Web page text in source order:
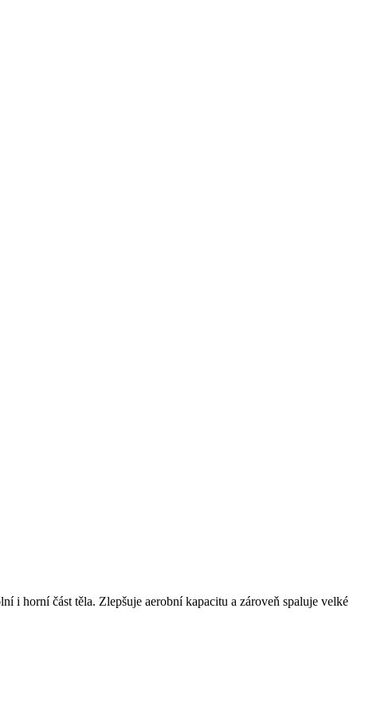
horní část těla. Zlepšuje aerobní kapacitu a zároveň spaluje velké